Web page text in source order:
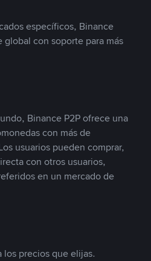
específicos, Binance
con soporte para más
Binance P2P ofrece una
con más de
usuarios pueden comprar,
con otros usuarios,
en un mercado de
precios que elijas.